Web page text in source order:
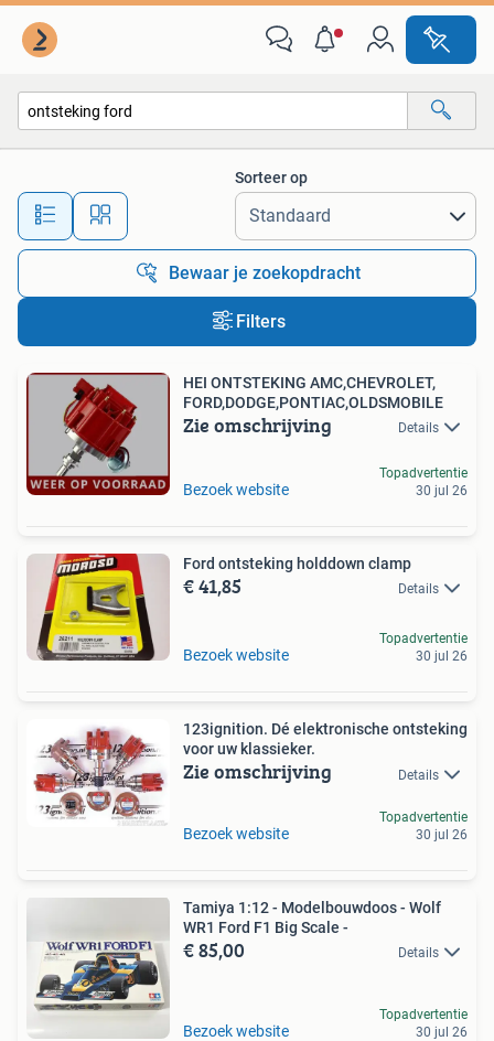
Alle afstanden…
Sorteer op
Bewaar je zoekopdracht
Filters
HEI ONTSTEKING AMC,CHEVROLET,
FORD,DODGE,PONTIAC,OLDSMOBILE
Zie omschrijving Details
Bezoek website
Topadvertentie
30 jul 26
Ford ontsteking holddown clamp
€ 41,85 Details
Bezoek website
Topadvertentie
30 jul 26
123ignition. Dé elektronische ontsteking
voor uw klassieker.
Zie omschrijving Details
Bezoek website
Topadvertentie
30 jul 26
Tamiya 1:12 - Modelbouwdoos - Wolf
WR1 Ford F1 Big Scale -
€ 85,00 Details
Bezoek website
Topadvertentie
30 jul 26